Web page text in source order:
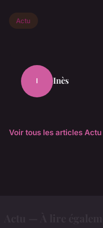
Actu
I Inès
Voir tous les articles